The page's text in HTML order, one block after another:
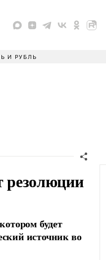
И РУБЛЬ
резолюции
будет
источник во